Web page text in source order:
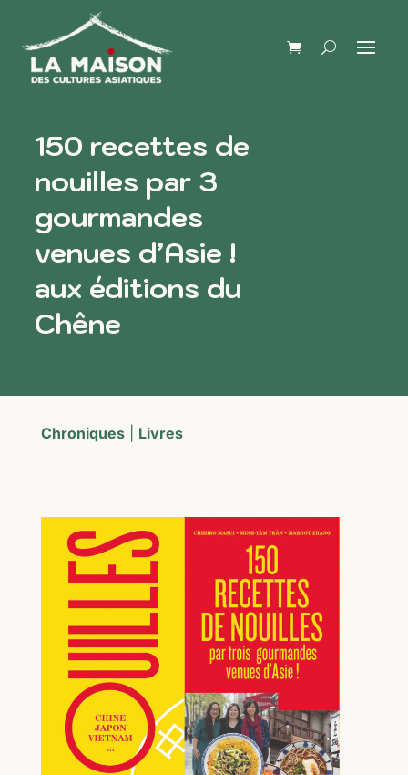
150 recettes de
nouilles par 3
gourmandes
venues d’Asie !
aux éditions du
Chêne
Chroniques| Livres